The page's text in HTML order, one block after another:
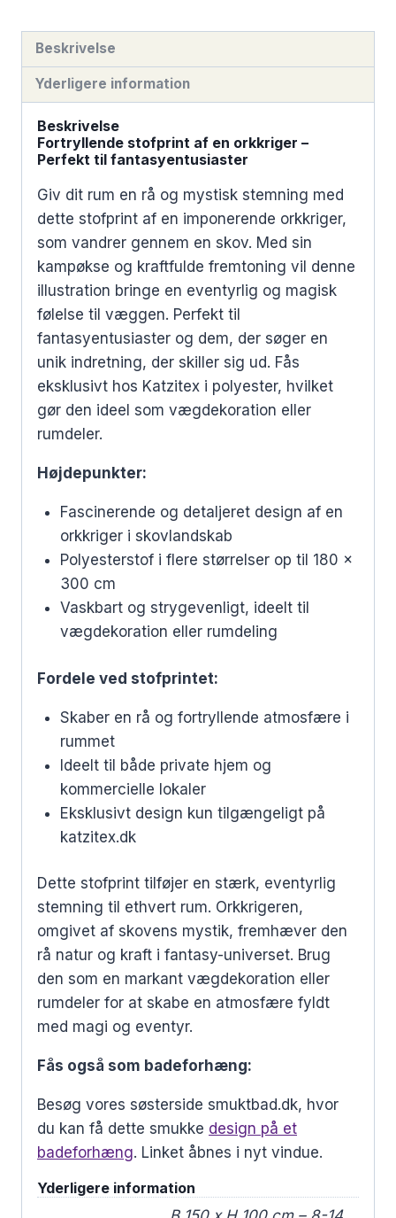
Beskrivelse
Yderligere information
Beskrivelse
Fortryllende stofprint af en orkkriger –
Perfekt til fantasyentusiaster
Giv dit rum en rå og mystisk stemning med
dette stofprint af en imponerende orkkriger,
som vandrer gennem en skov. Med sin
kampøkse og kraftfulde fremtoning vil denne
illustration bringe en eventyrlig og magisk
følelse til væggen. Perfekt til
fantasyentusiaster og dem, der søger en
unik indretning, der skiller sig ud. Fås
eksklusivt hos Katzitex i polyester, hvilket
gør den ideel som vægdekoration eller
rumdeler.
Højdepunkter:
Fascinerende og detaljeret design af en
orkkriger i skovlandskab
Polyesterstof i flere størrelser op til 180 x
300 cm
Vaskbart og strygevenligt, ideelt til
vægdekoration eller rumdeling
Fordele ved stofprintet:
Skaber en rå og fortryllende atmosfære i
rummet
Ideelt til både private hjem og
kommercielle lokaler
Eksklusivt design kun tilgængeligt på
katzitex.dk
Dette stofprint tilføjer en stærk, eventyrlig
stemning til ethvert rum. Orkkrigeren,
omgivet af skovens mystik, fremhæver den
rå natur og kraft i fantasy-universet. Brug
den som en markant vægdekoration eller
rumdeler for at skabe en atmosfære fyldt
med magi og eventyr.
Fås også som badeforhæng:
Besøg vores søsterside smuktbad.dk, hvor
du kan få dette smukke design på et
badeforhæng. Linket åbnes i nyt vindue.
Yderligere information